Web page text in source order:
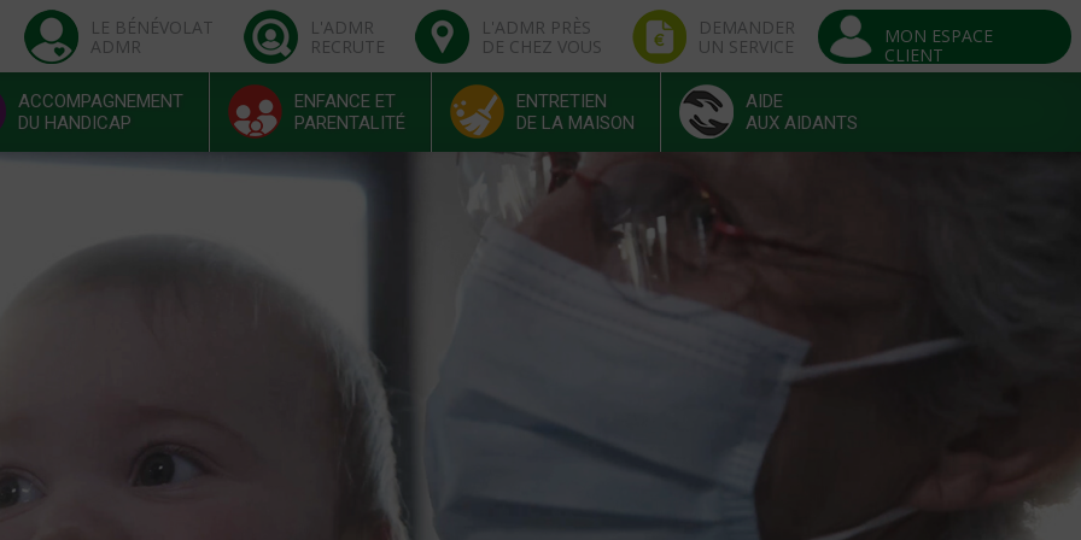
LE BÉNÉVOLAT
ADMR
L'ADMR
RECRUTE
L'ADMR PRÈS
DE CHEZ VOUS
DEMANDER
UN SERVICE
MON ESPACE
CLIENT
ACCOMPAGNEMENT
DU HANDICAP
ENFANCE ET
PARENTALITÉ
ENTRETIEN
DE LA MAISON
AIDE
AUX AIDANTS